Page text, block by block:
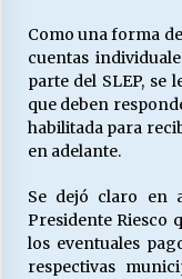
Como una forma
cuentas
parte del SLEP, se
que deben
habilitada para
en adelante.
Se dejó claro en
Presidente Riesco
los eventuales
respectivas